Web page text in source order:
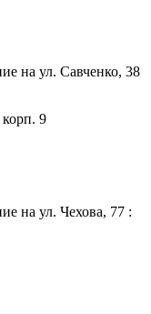
на ул. Савченко, 38
9
на ул. Чехова, 77 :